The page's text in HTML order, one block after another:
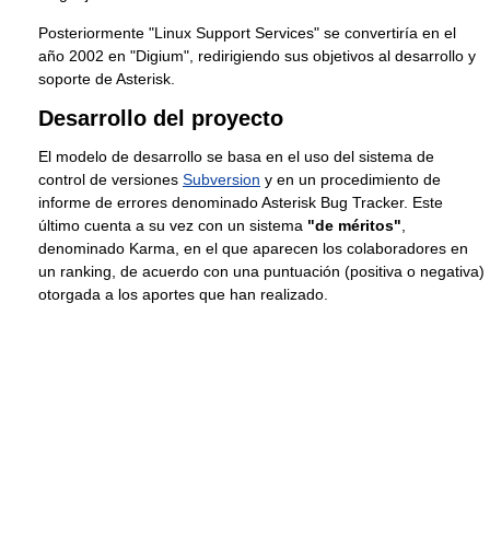
Posteriormente "Linux Support Services" se convertiría en el
año 2002 en "Digium", redirigiendo sus objetivos al desarrollo y
soporte de Asterisk.
Desarrollo del proyecto
El modelo de desarrollo se basa en el uso del sistema de
control de versiones Subversion y en un procedimiento de
informe de errores denominado Asterisk Bug Tracker. Este
último cuenta a su vez con un sistema "de méritos"
denominado Karma, en el que aparecen los colaboradores en
un ranking, de acuerdo con una puntuación (positiva o negativa)
otorgada a los aportes que han realizado.